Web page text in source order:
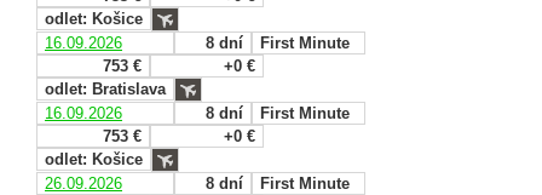
odlet: Košice
16.09.2026
8 dní
First Minute
753 €
+0 €
odlet: Bratislava
16.09.2026
8 dní
First Minute
753 €
+0 €
odlet: Košice
26.09.2026
8 dní
First Minute